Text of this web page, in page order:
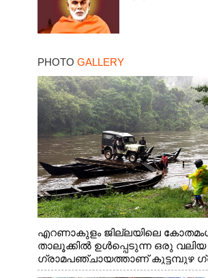
PHOTO GALLERY
എറണാകുളം ജില്ലയിലെ
താലൂക്കിൽ ഉൾപ്പെടുന്ന ഒരു വലിയ
ഗ്രാമപഞ്ചായത്താണ് കുട്ടമ്പുഴ
ഞ്ചായത്ത്. ആദിവാസി